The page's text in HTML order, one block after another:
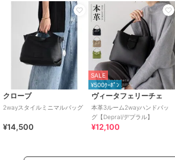
クローブ
2wayスタイルミニマルバッグ
¥14,500
SALE
¥500ｸｰﾎﾟﾝ
ヴィータフェリーチェ
本革3ルーム2wayハンドバッ
グ【Depral/デプラル】
¥12,100